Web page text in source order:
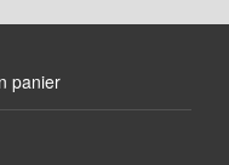
panier